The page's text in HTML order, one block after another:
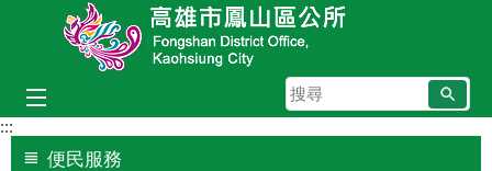
跳到主要內容區塊
搜
尋
:::
便民服務